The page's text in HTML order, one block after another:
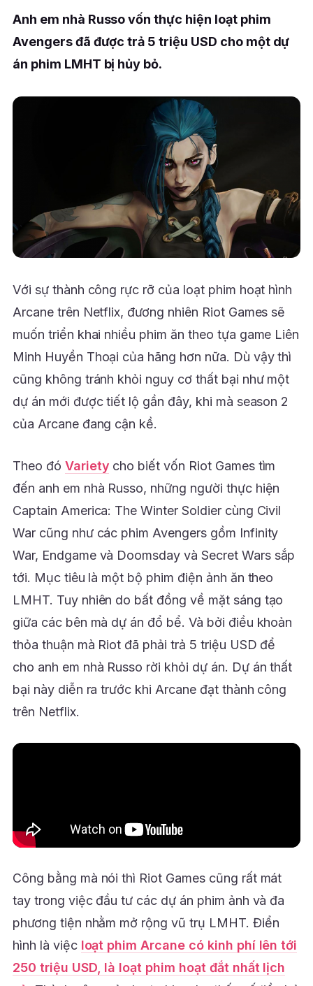
Anh em nhà Russo vốn thực hiện loạt phim
Avengers đã được trả 5 triệu USD cho một dự
án phim LMHT bị hủy bỏ.
Với sự thành công rực rỡ của loạt phim hoạt hình
Arcane trên Netflix, đương nhiên Riot Games sẽ
muốn triển khai nhiều phim ăn theo tựa game Liên
Minh Huyền Thoại của hãng hơn nữa. Dù vậy thì
cũng không tránh khỏi nguy cơ thất bại như một
dự án mới được tiết lộ gần đây, khi mà season 2
của Arcane đang cận kề.
Theo đó Variety cho biết vốn Riot Games tìm
đến anh em nhà Russo, những người thực hiện
Captain America: The Winter Soldier cùng Civil
War cũng như các phim Avengers gồm Infinity
War, Endgame và Doomsday và Secret Wars sắp
tới. Mục tiêu là một bộ phim điện ảnh ăn theo
LMHT. Tuy nhiên do bất đồng về mặt sáng tạo
giữa các bên mà dự án đổ bể. Và bởi điều khoản
thỏa thuận mà Riot đã phải trả 5 triệu USD để
cho anh em nhà Russo rời khỏi dự án. Dự án thất
bại này diễn ra trước khi Arcane đạt thành công
trên Netflix.
Công bằng mà nói thì Riot Games cũng rất mát
tay trong việc đầu tư các dự án phim ảnh và đa
phương tiện nhằm mở rộng vũ trụ LMHT. Điển
hình là việc loạt phim Arcane có kinh phí lên tới
250 triệu USD, là loạt phim hoạt đắt nhất lịch